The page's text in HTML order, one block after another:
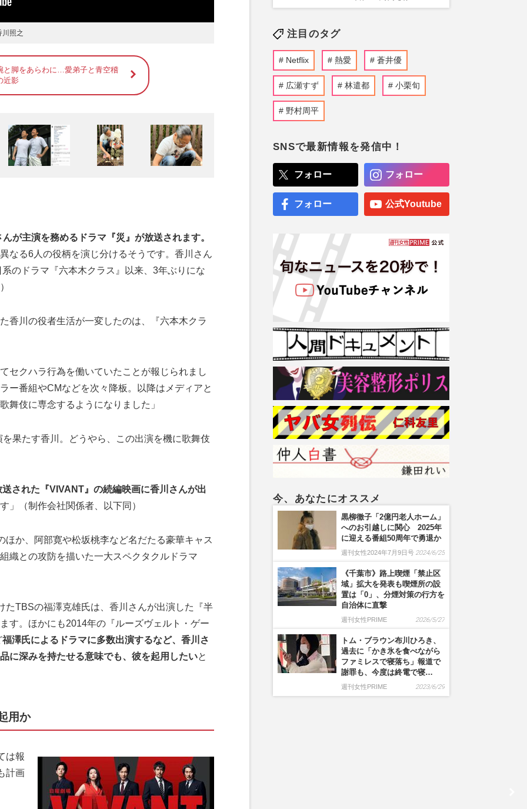
照之
と脚をあらわに…愛弟子と青空稽
近影
が主演を務めるドラマ『災』が放送されます。
なる6人の役柄を演じ分けるそうです。香川さん
のドラマ『六本木クラス』以来、3年ぶりにな
川の役者生活が一変したのは、『六本木クラ
セクハラ行為を働いていたことが報じられまし
ー番組やCMなどを次々降板。以降はメディアと
舞伎に専念するようになりました」
果たす香川。どうやら、この出演を機に歌舞伎
された『VIVANT』の続編映画に香川さんが出
」（制作会社関係者、以下同）
か、阿部寛や松坂桃李など名だたる豪華キャス
織との攻防を描いた一大スペクタクルドラマ
たTBSの福澤克雄氏は、香川さんが出演した『半
す。ほかにも2014年の『ルーズヴェルト・ゲー
福澤氏によるドラマに多数出演するなど、香川さ
に深みを持たせる意味でも、彼を起用したいと
用か
は報
計画
注目のタグ
Netflix 熱愛 蒼井優
広瀬すず 林遣都 小栗旬
野村周平
SNSで最新情報を発信中！
フォロー フォロー
フォロー 公式Youtube
今、あなたにオススメ
黒柳徹子「2億円老人ホーム」
へのお引越しに関心 2025年
に迎える番組50周年で勇退か
週刊女性2024年7月9日号 2024/6/25
《千葉市》路上喫煙「禁止区
域」拡大を発表も喫煙所の設
置は「0」、分煙対策の行方を
自治体に直撃
週刊女性PRIME 2026/5/27
トム・ブラウン布川ひろき、
過去に「かき氷を食べながら
ファミレスで寝落ち」報道で
謝罪も、今度は終電で寝…
週刊女性PRIME 2023/6/29